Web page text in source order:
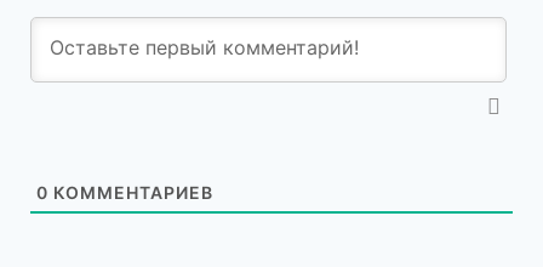
0 КОММЕНТАРИЕВ